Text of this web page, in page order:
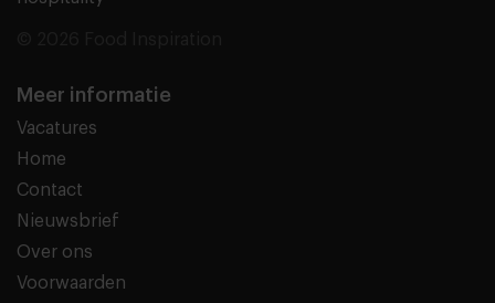
Meer informatie
Vacatures
Home
Contact
Nieuwsbrief
Over ons
Voorwaarden